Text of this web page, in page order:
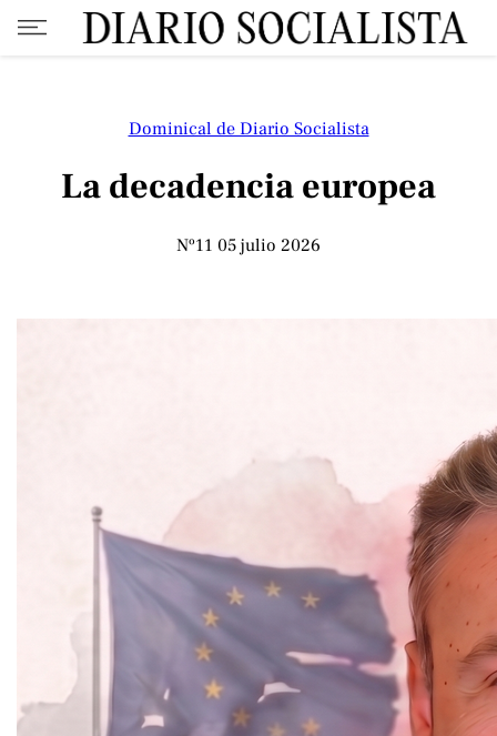
Dominical de Diario Socialista
La decadencia europea
Nº11 05 julio 2026